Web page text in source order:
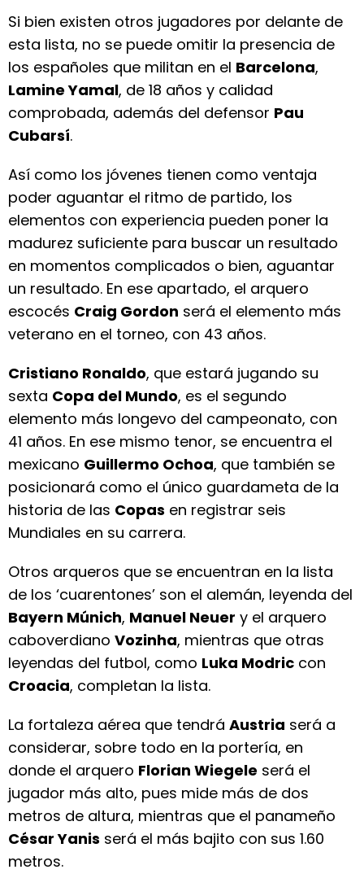
Si bien existen otros jugadores por delante de
esta lista, no se puede omitir la presencia de
los españoles que militan en el Barcelona,
Lamine Yamal, de 18 años y calidad
comprobada, además del defensor Pau
Cubarsí.
Así como los jóvenes tienen como ventaja
poder aguantar el ritmo de partido, los
elementos con experiencia pueden poner la
madurez suficiente para buscar un resultado
en momentos complicados o bien, aguantar
un resultado. En ese apartado, el arquero
escocés Craig Gordon será el elemento más
veterano en el torneo, con 43 años.
Cristiano Ronaldo, que estará jugando su
sexta Copa del Mundo, es el segundo
elemento más longevo del campeonato, con
41 años. En ese mismo tenor, se encuentra el
mexicano Guillermo Ochoa, que también se
posicionará como el único guardameta de la
historia de las Copas en registrar seis
Mundiales en su carrera.
Otros arqueros que se encuentran en la lista
de los ‘cuarentones’ son el alemán, leyenda del
Bayern Múnich, Manuel Neuer y el arquero
caboverdiano Vozinha, mientras que otras
leyendas del futbol, como Luka Modric con
Croacia, completan la lista.
La fortaleza aérea que tendrá Austria será a
considerar, sobre todo en la portería, en
donde el arquero Florian Wiegele será el
jugador más alto, pues mide más de dos
metros de altura, mientras que el panameño
César Yanis será el más bajito con sus 1.60
metros.